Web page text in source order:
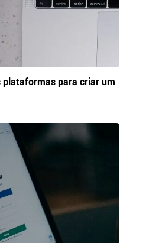
plataformas para criar um